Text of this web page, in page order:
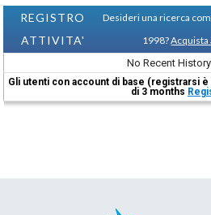
REGISTRO
ATTIVITA'
Desideri una ricerca
1998?Acquista
No Recent
Gli utenti con account di base (registrarsi
di 3 months